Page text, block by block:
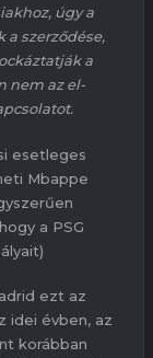
úgy a
szerződése,
a
nem az el-
esetleges
Mbappe
a PSG
ezt az
idei évben, az
korábban